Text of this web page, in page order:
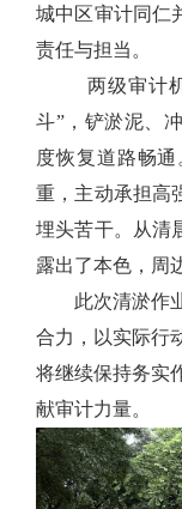
数据专题
城中区审计同仁
责任与担当。
两级审计
斗”，铲淤泥、
度恢复道路畅
重，主动承担高
埋头苦干。从清
露出了本色，周
此次清淤作业
合力，以实际行
将继续保持务实
献审计力量。